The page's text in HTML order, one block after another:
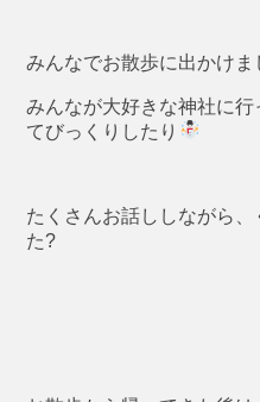
みんなでお散歩に出かけま
みんなが大好きな神社に
てびっくりしたり
たくさんお話ししながら
た?